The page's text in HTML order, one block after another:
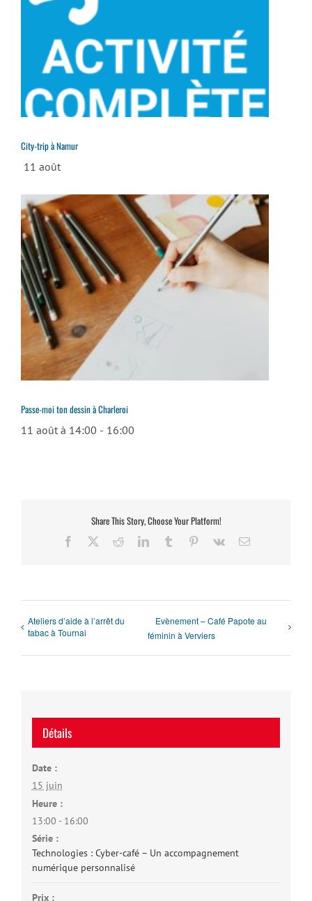
City-trip à Namur
11 août
Passe-moi ton dessin à Charleroi
11 août à 14:00 - 16:00
Share This Story, Choose Your Platform!
Facebook RedditLinkedInTumblr Pinterest
Vk Email
Ateliers d’aide à l’arrêt du
tabac à Tournai
Evènement – Café Papote au
féminin à Verviers
Détails
Date :
15 juin
Heure :
13:00 - 16:00
Série :
Technologies : Cyber-café – Un accompagnement
numérique personnalisé
Prix :